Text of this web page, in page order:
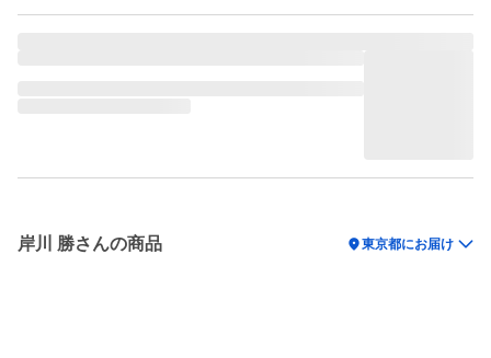
岸川 勝さんの商品 location_on東京都にお届け